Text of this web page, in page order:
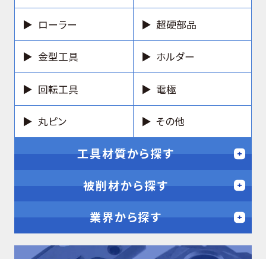
ローラー 超硬部品
金型工具 ホルダー
回転工具 電極
丸ピン その他
工具材質から探す
被削材から探す
業界から探す